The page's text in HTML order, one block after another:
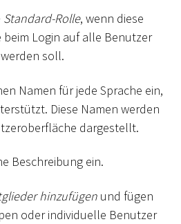
Standard-Rolle, wenn diese
beim Login auf alle Benutzer
soll.
Namen für jede Sprache ein,
Diese Namen werden
dargestellt.
Beschreibung ein.
hinzufügen und fügen
oder individuelle Benutzer